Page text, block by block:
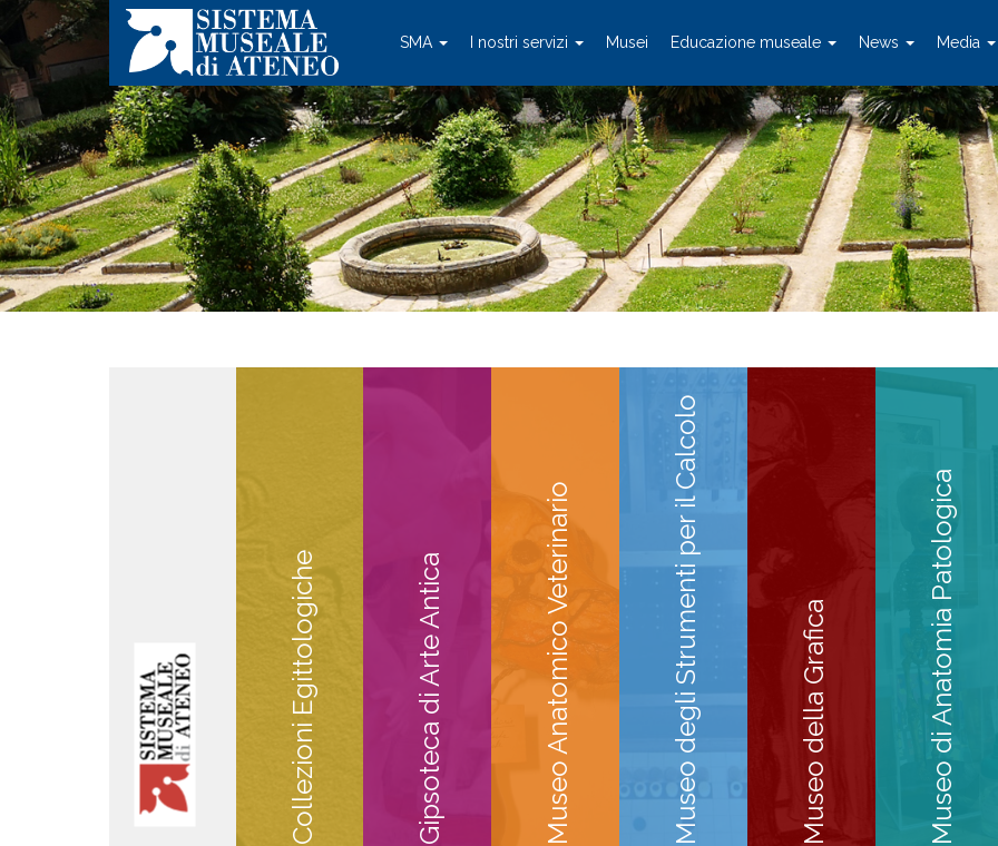
SMA I nostri servizi Musei Educazione museale News Media
Collezioni Egittologiche Gipsoteca di Arte Antica Museo Anatomico Veterinario Museo degli Strumenti per il Calcolo Museo della Grafica Museo di Anatomia Patologica